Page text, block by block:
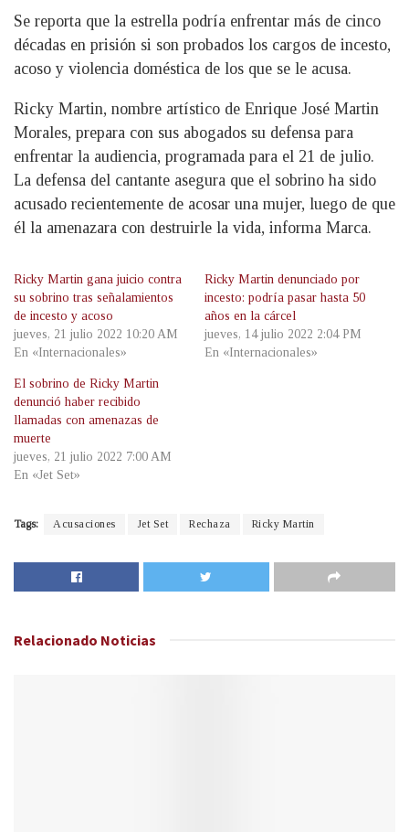
Se reporta que la estrella podría enfrentar más de cinco
décadas en prisión si son probados los cargos de incesto,
acoso y violencia doméstica de los que se le acusa.
Ricky Martin, nombre artístico de Enrique José Martin
Morales, prepara con sus abogados su defensa para
enfrentar la audiencia, programada para el 21 de julio.
La defensa del cantante asegura que el sobrino ha sido
acusado recientemente de acosar una mujer, luego de que
él la amenazara con destruirle la vida, informa Marca.
Ricky Martin gana juicio contra
su sobrino tras señalamientos
de incesto y acoso
jueves, 21 julio 2022 10:20 AM
En «Internacionales»
Ricky Martin denunciado por
incesto: podría pasar hasta 50
años en la cárcel
jueves, 14 julio 2022 2:04 PM
En «Internacionales»
El sobrino de Ricky Martin
denunció haber recibido
llamadas con amenazas de
muerte
jueves, 21 julio 2022 7:00 AM
En «Jet Set»
Tags: Acusaciones Jet Set Rechaza Ricky Martin
Relacionado Noticias